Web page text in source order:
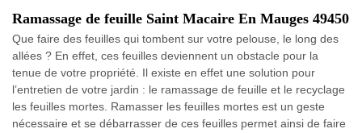
Ramassage de feuille Saint Macaire En Mauges 49450
Que faire des feuilles qui tombent sur votre pelouse, le long des
allées ? En effet, ces feuilles deviennent un obstacle pour la
tenue de votre propriété. Il existe en effet une solution pour
l’entretien de votre jardin : le ramassage de feuille et le recyclage
les feuilles mortes. Ramasser les feuilles mortes est un geste
nécessaire et se débarrasser de ces feuilles permet ainsi de faire